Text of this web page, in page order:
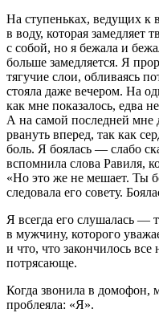
На ступеньках, ведущих к
в воду, которая замедляет
с собой, но я бежала и
больше замедляется. Я
тягучие слои, обливаясь
стояла даже вечером. На
как мне показалось, едва
А на самой последней мне
рвануть вперед, так как
боль. Я боялась — слабо
вспомнила слова Равиля,
«Но это же не мешает. Ты
следовала его совету.
Я всегда его слушалась —
в мужчину, которого
и что, что закончилось
потрясающе.
Когда звонила в домофон,
проблеяла: «Я».